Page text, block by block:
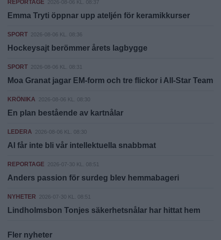
REPORTAGE 2026-08-06 KL. 08:37
Emma Tryti öppnar upp ateljén för keramikkurser
SPORT 2026-08-06 KL. 08:36
Hockeysajt berömmer årets lagbygge
SPORT 2026-08-06 KL. 08:31
Moa Granat jagar EM-form och tre flickor i All-Star Team
KRÖNIKA 2026-08-06 KL. 08:30
En plan bestående av kartnålar
LEDERA 2026-08-06 KL. 08:30
AI får inte bli vår intellektuella snabbmat
REPORTAGE 2026-07-30 KL. 08:51
Anders passion för surdeg blev hemmabageri
NYHETER 2026-07-30 KL. 08:51
Lindholmsbon Tonjes säkerhetsnålar har hittat hem
Fler nyheter